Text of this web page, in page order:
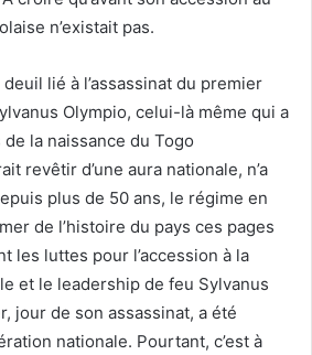
n’existait pas.
lié à l’assassinat du premier
Olympio, celui-là même qui a
la naissance du Togo
revêtir d’une aura nationale, n’a
plus de 50 ans, le régime en
de l’histoire du pays ces pages
les luttes pour l’accession à la
et le leadership de feu Sylvanus
jour de son assassinat, a été
nationale. Pourtant, c’est à